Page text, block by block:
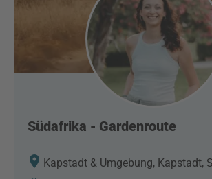
Südafrika - Gardenroute
Kapstadt & Umgebung, Kapstadt,